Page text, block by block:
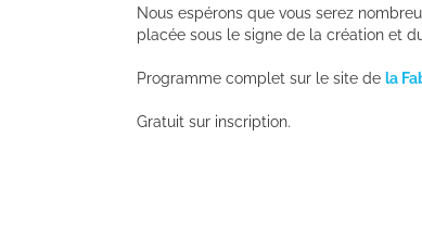
Nous espérons que vous serez
placée sous le signe de la création et
Programme complet sur le site de la
Gratuit sur inscription.